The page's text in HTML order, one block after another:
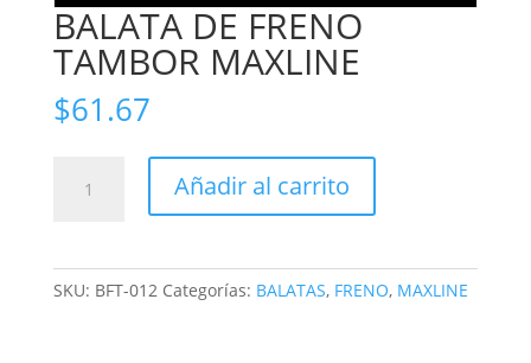
BALATA DE FRENO
TAMBOR MAXLINE
$61.67
Añadir al carrito
SKU: BFT-012 Categorías: BALATAS, FRENO, MAXLINE